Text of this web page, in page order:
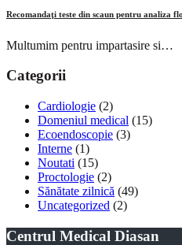
Recomandaţi teste din scaun pentru analiza
Multumim pentru impartasire si…
Categorii
Cardiologie (2)
Domeniul medical (15)
Ecoendoscopie (3)
Interne (1)
Noutati (15)
Proctologie (2)
Sănătate zilnică (49)
Uncategorized (2)
Centrul Medical Diasan